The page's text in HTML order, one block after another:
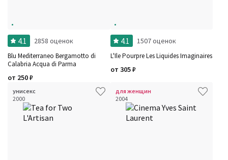
Время года
4.1 2858 оценок
Blu Mediterraneo Bergamotto di
Calabria Acqua di Parma
от 250₽
4.1 1507 оценок
L'Ile Pourpre Les Liquides Imaginaires
от 305₽
унисекс
2000
для женщин
2004